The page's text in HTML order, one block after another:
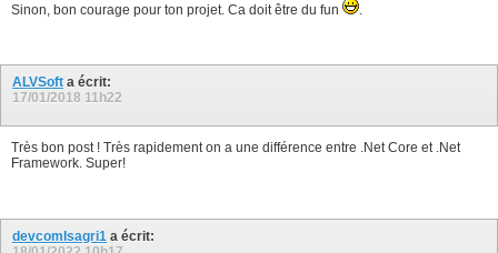
Sinon, bon courage pour ton projet. Ca doit être du fun
ALVSoft a écrit:
17/01/2018 11h22
Très bon post ! Très rapidement on a une différence entre .Net Core et .Net
Framework. Super!
devcomIsagri1 a écrit: